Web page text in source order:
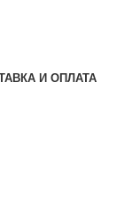
И ОПЛАТА